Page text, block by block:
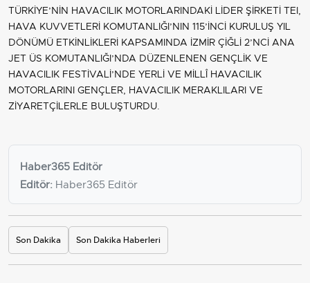
TÜRKİYE’NİN HAVACILIK MOTORLARINDAKİ LİDER ŞİRKETİ TEI,
HAVA KUVVETLERİ KOMUTANLIĞI’NIN 115’İNCİ KURULUŞ YIL
DÖNÜMÜ ETKİNLİKLERİ KAPSAMINDA İZMİR ÇİĞLİ 2’NCİ ANA
JET ÜS KOMUTANLIĞI’NDA DÜZENLENEN GENÇLİK VE
HAVACILIK FESTİVALİ’NDE YERLİ VE MİLLÎ HAVACILIK
MOTORLARINI GENÇLER, HAVACILIK MERAKLILARI VE
ZİYARETÇİLERLE BULUŞTURDU.
Haber365 Editör
Editör: Haber365 Editör
Son Dakika Son Dakika Haberleri